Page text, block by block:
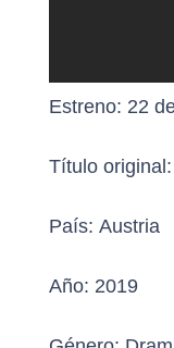
Estreno: 22
Título original:
País: Austria
Año: 2019